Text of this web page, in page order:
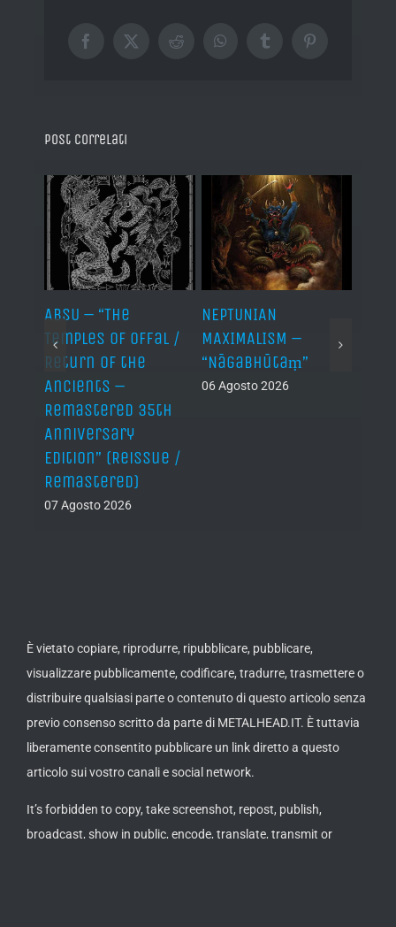
Facebook
X RedditWhatsAppTumblrPinterest
Post correlati
ABSU – “The
Temples of Offal /
Return of the
Ancients –
Remastered 35th
Anniversary
Edition” (Reissue /
Remastered)
07 Agosto 2026
NEPTUNIAN
MAXIMALISM –
“Nāgabhūtaṃ”
06 Agosto 2026
È vietato copiare, riprodurre, ripubblicare, pubblicare,
visualizzare pubblicamente, codificare, tradurre, trasmettere o
distribuire qualsiasi parte o contenuto di questo articolo senza
previo consenso scritto da parte di METALHEAD.IT. È tuttavia
liberamente consentito pubblicare un link diretto a questo
articolo sui vostro canali e social network.
It’s forbidden to copy, take screenshot, repost, publish,
broadcast, show in public, encode, translate, transmit or